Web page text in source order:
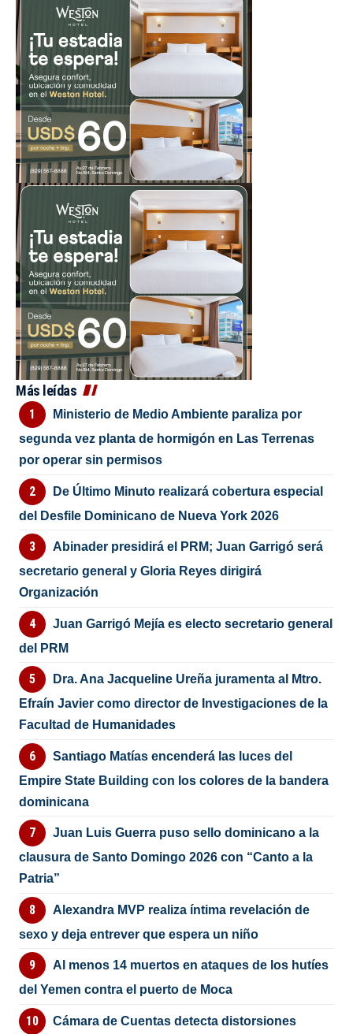
Más leídas
Ministerio de Medio Ambiente paraliza por
segunda vez planta de hormigón en Las Terrenas
por operar sin permisos
De Último Minuto realizará cobertura especial
del Desfile Dominicano de Nueva York 2026
Abinader presidirá el PRM; Juan Garrigó será
secretario general y Gloria Reyes dirigirá
Organización
Juan Garrigó Mejía es electo secretario general
del PRM
Dra. Ana Jacqueline Ureña juramenta al Mtro.
Efraín Javier como director de Investigaciones de la
Facultad de Humanidades
Santiago Matías encenderá las luces del
Empire State Building con los colores de la bandera
dominicana
Juan Luis Guerra puso sello dominicano a la
clausura de Santo Domingo 2026 con “Canto a la
Patria”
Alexandra MVP realiza íntima revelación de
sexo y deja entrever que espera un niño
Al menos 14 muertos en ataques de los hutíes
del Yemen contra el puerto de Moca
Cámara de Cuentas detecta distorsiones